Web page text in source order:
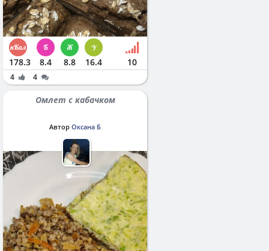
178.3 8.4 8.8 16.4 10
4 4
Омлет с кабачком
Автор Оксана Б